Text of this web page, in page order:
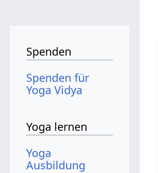
Spenden
Spenden für
Yoga Vidya
Yoga lernen
Yoga
Ausbildung